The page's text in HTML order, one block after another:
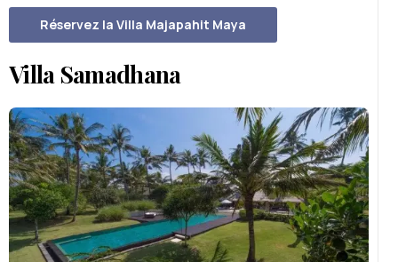
Réservez la Villa Majapahit Maya
Villa Samadhana